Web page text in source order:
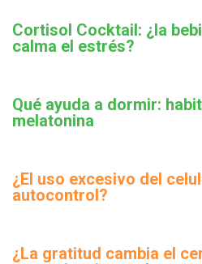
Cortisol Cocktail: ¿la
calma el estrés?
Qué ayuda a dormir:
melatonina
¿El uso excesivo del
autocontrol?
¿La gratitud cambia el